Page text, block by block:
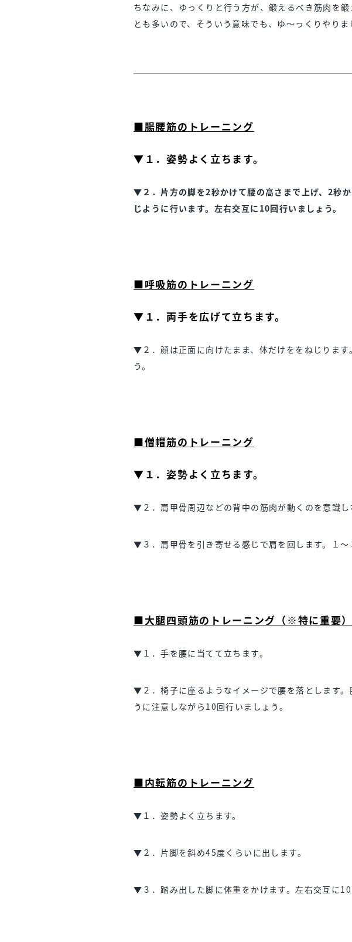
ちなみに、ゆっくりと行う方が、鍛えるべき筋肉を
とも多いので、そういう意味でも、ゆ～っくりやり
■腸腰筋のトレーニング
▼１．姿勢よく立ちます。
▼２．片方の脚を2秒かけて腰の高さまで上げ、2秒
じように行います。左右交互に10回行いましょう。
■呼吸筋のトレーニング
▼１．両手を広げて立ちます。
▼２．顔は正面に向けたまま、体だけををねじります
う。
■僧帽筋のトレーニング
▼１．姿勢よく立ちます。
▼２．肩甲骨周辺などの背中の筋肉が動くのを意識し
▼３．肩甲骨を引き寄せる感じで肩を回します。１～
■大腿四頭筋のトレーニング（※特に重要）
▼１．手を腰に当てて立ちます。
▼２．椅子に座るようなイメージで腰を落とします。
うに注意しながら10回行いましょう。
■内転筋のトレーニング
▼１．姿勢よく立ちます。
▼２．片脚を斜め45度くらいに出します。
▼３．踏み出した脚に体重をかけます。左右交互に10